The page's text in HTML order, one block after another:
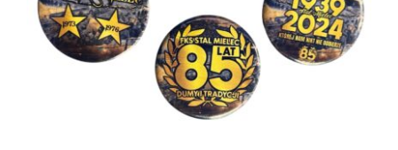
MAGNES Z OTWIERACZEM 85 LAT
STAL MIELEC